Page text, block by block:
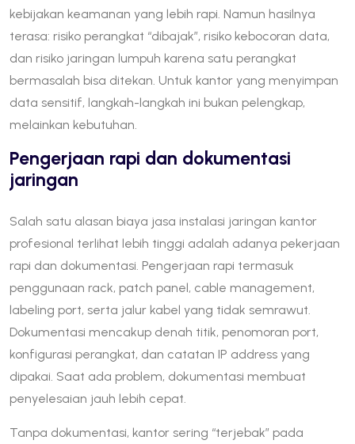
kebijakan keamanan yang lebih rapi. Namun hasilnya
terasa: risiko perangkat “dibajak”, risiko kebocoran data,
dan risiko jaringan lumpuh karena satu perangkat
bermasalah bisa ditekan. Untuk kantor yang menyimpan
data sensitif, langkah-langkah ini bukan pelengkap,
melainkan kebutuhan.
Pengerjaan rapi dan dokumentasi
jaringan
Salah satu alasan biaya jasa instalasi jaringan kantor
profesional terlihat lebih tinggi adalah adanya pekerjaan
rapi dan dokumentasi. Pengerjaan rapi termasuk
penggunaan rack, patch panel, cable management,
labeling port, serta jalur kabel yang tidak semrawut.
Dokumentasi mencakup denah titik, penomoran port,
konfigurasi perangkat, dan catatan IP address yang
dipakai. Saat ada problem, dokumentasi membuat
penyelesaian jauh lebih cepat.
Tanpa dokumentasi, kantor sering “terjebak” pada